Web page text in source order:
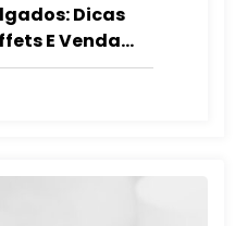
Dicas
E Venda